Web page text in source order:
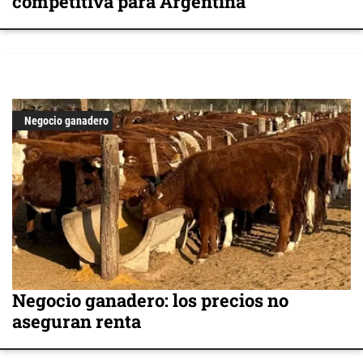
Negocio ganadero
Negocio ganadero: los precios no
aseguran renta